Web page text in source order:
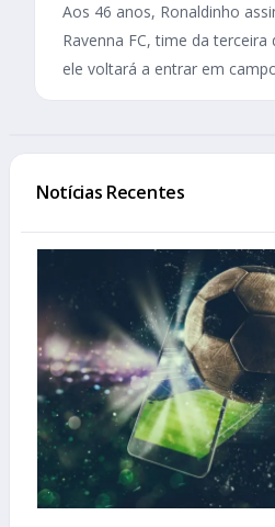
Aos 46 anos, Ronaldinho
Ravenna FC, time da terceira
ele voltará a entrar em
Notícias Recentes